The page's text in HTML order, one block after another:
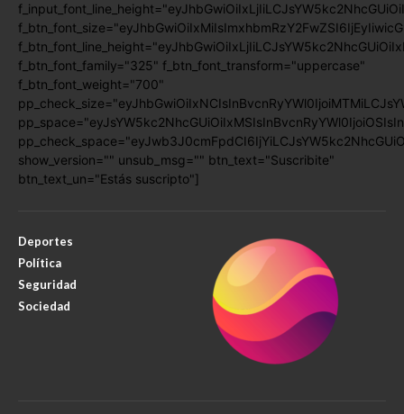
f_btn_font_family="325" f_btn_font_transform="uppercase"
f_btn_font_weight="700"
show_version="" unsub_msg="" btn_text="Suscribite"
btn_text_un="Estás suscripto"]
Deportes
Política
Seguridad
Sociedad